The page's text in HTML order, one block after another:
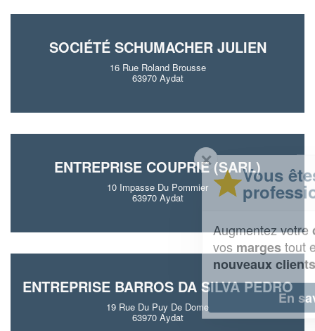
SOCIÉTÉ SCHUMACHER JULIEN
16 Rue Roland Brousse
63970 Aydat
ENTREPRISE COUPRIE (SARL)
10 Impasse Du Pommier
63970 Aydat
ENTREPRISE BARROS DA SILVA PEDRO
19 Rue Du Puy De Dome
63970 Aydat
✕
Vous êtes un
professionnel ?
Augmentez votrechiffre d'affaireset
tout en gagnant de
En savoir plus